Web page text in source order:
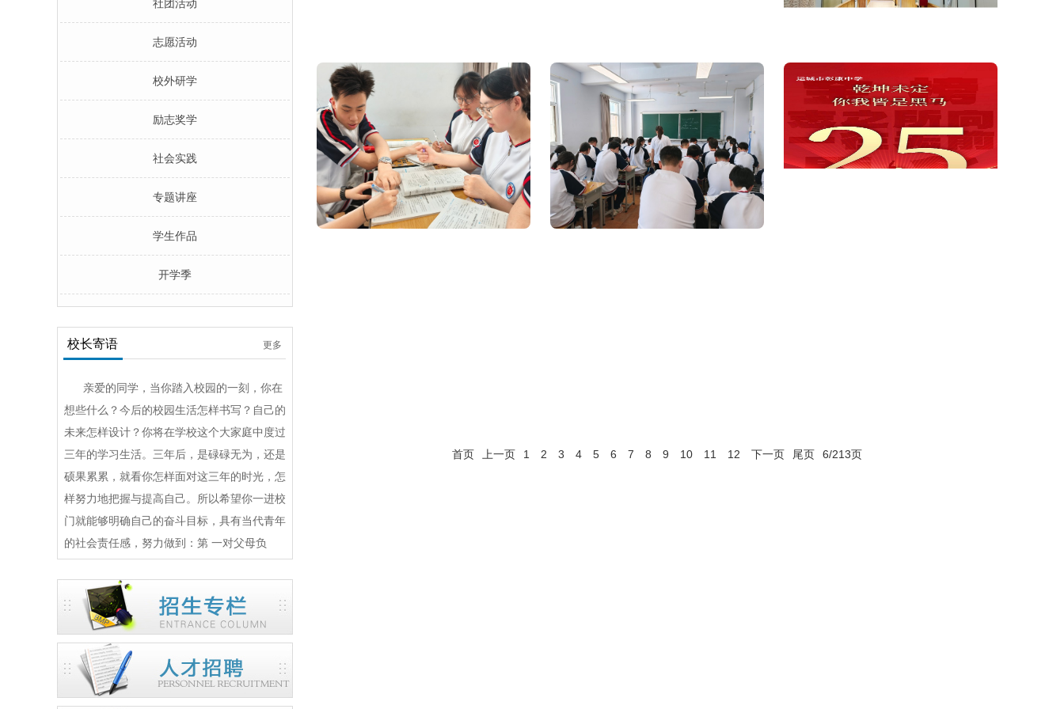
社团活动
志愿活动
校外研学
励志奖学
社会实践
专题讲座
学生作品
开学季
校长寄语 更多
亲爱的同学，当你踏入校园的一刻，你在
想些什么？今后的校园生活怎样书写？自己的
未来怎样设计？你将在学校这个大家庭中度过
三年的学习生活。三年后，是碌碌无为，还是
硕果累累，就看你怎样面对这三年的时光，怎
样努力地把握与提高自己。所以希望你一进校
门就能够明确自己的奋斗目标，具有当代青年
的社会责任感，努力做到：第 一对父母负
首页 上一页 1 2 3 4 5 6 7 8 9 10 11 12 下一页 尾页 6/213页